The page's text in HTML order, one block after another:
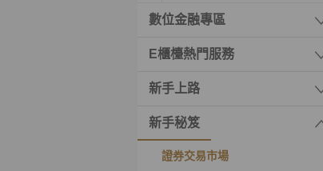
數位金融專區
E櫃檯熱門服務
新手上路
新手秘笈
證券交易市場